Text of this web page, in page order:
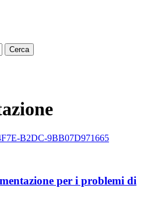
per i problemi di